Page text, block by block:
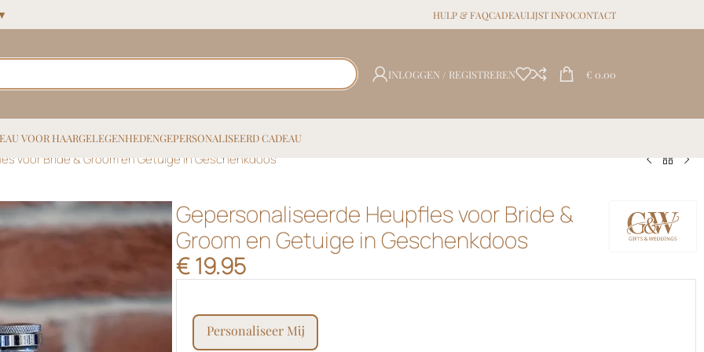
HULP & FAQCADEAULIJST INFOCONTACT
INLOGGEN / REGISTREREN € 0.00
VOOR HAARGELEGENHEDENGEPERSONALISEERD CADEAU
voor Bride & Groom en Getuige in Geschenkdoos
Gepersonaliseerde Heupfles voor Bride &
Groom en Getuige in Geschenkdoos
€19.95
personaliseer mij